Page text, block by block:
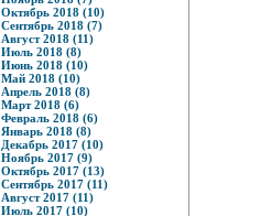
Октябрь 2018 (10)
Сентябрь 2018 (7)
Август 2018 (11)
Июль 2018 (8)
Июнь 2018 (10)
Май 2018 (10)
Апрель 2018 (8)
Март 2018 (6)
Февраль 2018 (6)
Январь 2018 (8)
Декабрь 2017 (10)
Ноябрь 2017 (9)
Октябрь 2017 (13)
Сентябрь 2017 (11)
Август 2017 (11)
Июль 2017 (10)